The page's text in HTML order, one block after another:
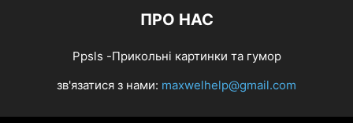
ПРО НАС
Ppsls -Прикольні картинки та гумор
зв'язатися з нами: maxwelhelp@gmail.com